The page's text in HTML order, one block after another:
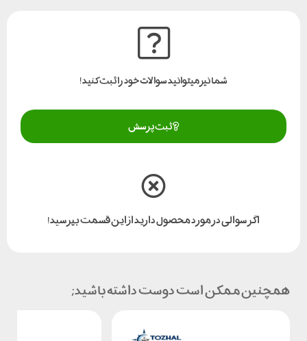
شما نیز میتوانید سوالات خود را ثبت کنید!
ثبت پرسش
اگر سوالی در مورد محصول دارید از این قسمت بپرسید!
همچنین ممکن است دوست داشته باشید;